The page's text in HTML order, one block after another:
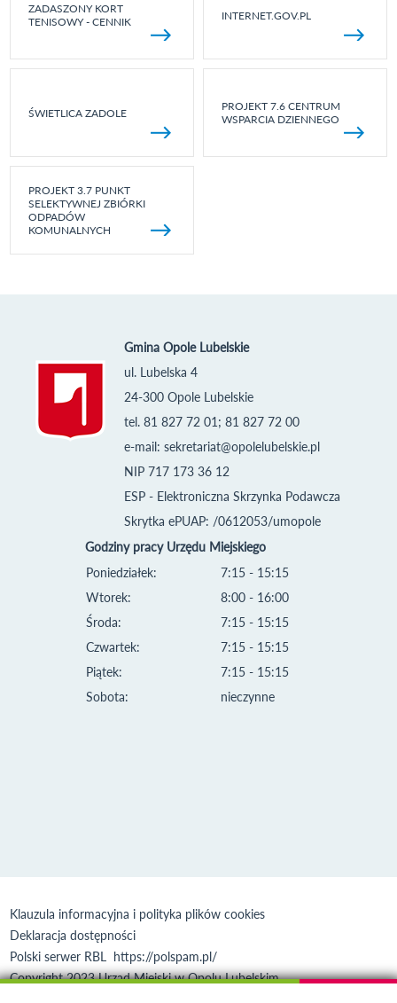
ZADASZONY KORT
TENISOWY - CENNIK
INTERNET.GOV.PL
ŚWIETLICA ZADOLE
PROJEKT 7.6 CENTRUM
WSPARCIA DZIENNEGO
PROJEKT 3.7 PUNKT
SELEKTYWNEJ ZBIÓRKI
ODPADÓW
KOMUNALNYCH
Gmina Opole Lubelskie
ul. Lubelska 4
24-300 Opole Lubelskie
tel. 81 827 72 01; 81 827 72 00
e-mail: sekretariat@opolelubelskie.pl
NIP 717 173 36 12
ESP - Elektroniczna Skrzynka Podawcza
Skrytka ePUAP: /0612053/umopole
Godziny pracy Urzędu Miejskiego
Poniedziałek:
Wtorek:
Środa:
Czwartek:
Piątek:
Sobota:
7:15 - 15:15
8:00 - 16:00
7:15 - 15:15
7:15 - 15:15
7:15 - 15:15
nieczynne
Klauzula informacyjna i polityka plików cookies
Deklaracja dostępności
Polski serwer RBL https://polspam.pl/
Copyright 2023 Urząd Miejski w Opolu Lubelskim